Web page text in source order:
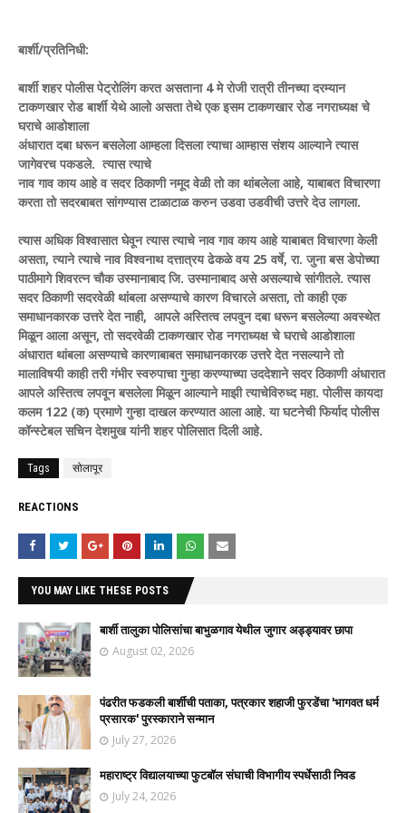
बार्शी/प्रतिनिधी:
बार्शी शहर पोलीस पेट्रोलिंग करत असताना 4 मे रोजी रात्री तीनच्या दरम्यान
टाकणखार रोड बार्शी येथे आलो असता तेथे एक इसम टाकणखार रोड नगराध्यक्ष चे
घराचे आडोशाला
अंधारात दबा धरून बसलेला आम्हला दिसला त्याचा आम्हास संशय आल्याने त्यास
जागेवरच पकडले. त्यास त्याचे
नाव गाव काय आहे व सदर ठिकाणी नमूद वेळी तो का थांबलेला आहे, याबाबत विचारणा
करता तो सदरबाबत सांगण्यास टाळाटाळ करुन उडवा उडवीची उत्तरे देउ लागला.
त्यास अधिक विश्वासात घेवून त्यास त्याचे नाव गाव काय आहे याबाबत विचारणा केली
असता, त्याने त्याचे नाव विश्वनाथ दत्तात्रय ढेकळे वय 25 वर्षे, रा. जुना बस डेपोच्या
पाठीमागे शिवरत्न चौक उस्मानाबाद जि. उस्मानाबाद असे असल्याचे सांगीतले. त्यास
सदर ठिकाणी सदरवेळी थांबला असण्याचे कारण विचारले असता, तो काही एक
समाधानकारक उत्तरे देत नाही, आपले अस्तित्व लपवुन दबा धरून बसलेल्या अवस्थेत
मिळून आला असून, तो सदरवेळी टाकणखार रोड नगराध्यक्ष चे घराचे आडोशाला
अंधारात थांबला असण्याचे कारणाबाबत समाधानकारक उत्तरे देत नसल्याने तो
मालाविषयी काही तरी गंभीर स्वरुपाचा गुन्हा करण्याच्या उददेशाने सदर ठिकाणी अंधारात
आपले अस्तित्व लपवून बसलेला मिळून आल्याने माझी त्याचेविरुध्द महा. पोलीस कायदा
कलम 122 (क) प्रमाणे गुन्हा दाखल करण्यात आला आहे. या घटनेची फिर्याद पोलीस
कॉन्स्टेबल सचिन देशमुख यांनी शहर पोलिसात दिली आहे.
Tags सोलापूर
REACTIONS
YOU MAY LIKE THESE POSTS
बार्शी तालुका पोलिसांचा बाभुळगाव येथील जुगार अड्ड्यावर छापा
August 02, 2026
पंढरीत फडकली बार्शीची पताका, पत्रकार शहाजी फुरडेंचा 'भागवत धर्म
प्रसारक' पुरस्काराने सन्मान
July 27, 2026
महाराष्ट्र विद्यालयाच्या फुटबॉल संघाची विभागीय स्पर्धेसाठी निवड
July 24, 2026